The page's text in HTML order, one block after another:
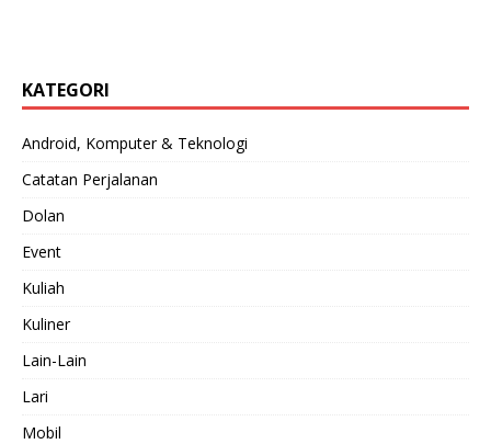
KATEGORI
Android, Komputer & Teknologi
Catatan Perjalanan
Dolan
Event
Kuliah
Kuliner
Lain-Lain
Lari
Mobil